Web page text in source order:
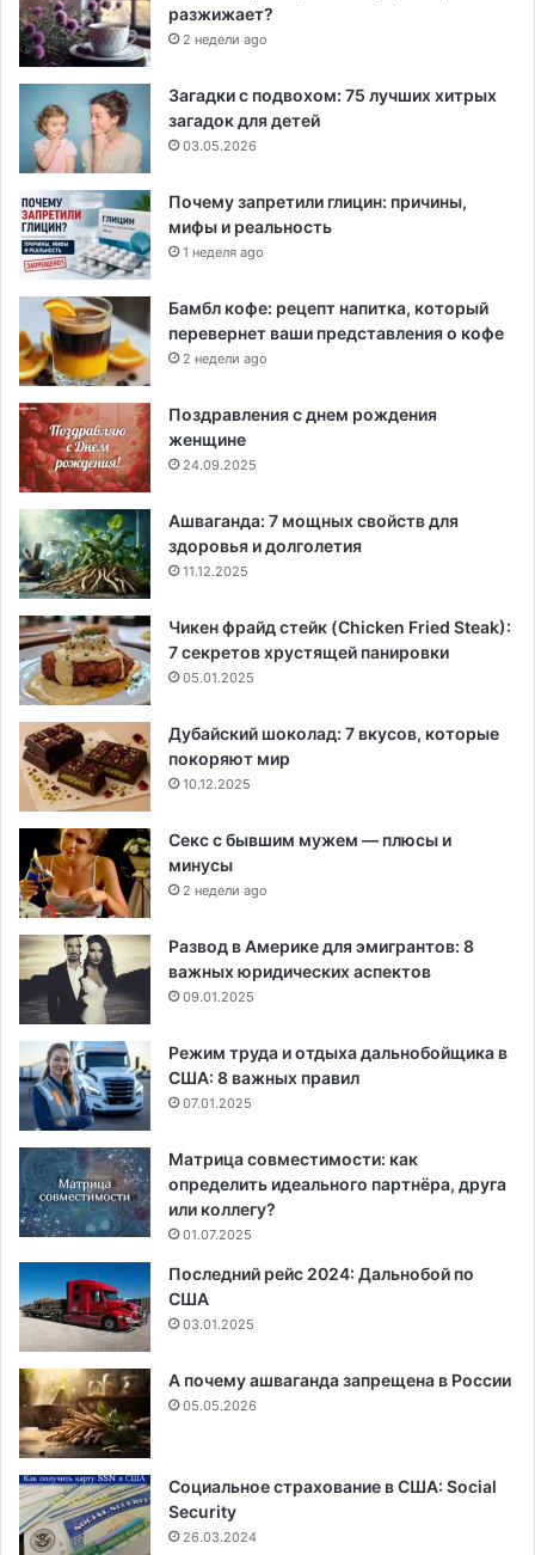
разжижает?
2 недели ago
Загадки с подвохом: 75 лучших хитрых
загадок для детей
03.05.2026
Почему запретили глицин: причины,
мифы и реальность
1 неделя ago
Бамбл кофе: рецепт напитка, который
перевернет ваши представления о кофе
2 недели ago
Поздравления с днем рождения
женщине
24.09.2025
Ашваганда: 7 мощных свойств для
здоровья и долголетия
11.12.2025
Чикен фрайд стейк (Chicken Fried Steak):
7 секретов хрустящей панировки
05.01.2025
Дубайский шоколад: 7 вкусов, которые
покоряют мир
10.12.2025
Секс с бывшим мужем — плюсы и
минусы
2 недели ago
Развод в Америке для эмигрантов: 8
важных юридических аспектов
09.01.2025
Режим труда и отдыха дальнобойщика в
США: 8 важных правил
07.01.2025
Матрица совместимости: как
определить идеального партнёра, друга
или коллегу?
01.07.2025
Последний рейс 2024: Дальнобой по
США
03.01.2025
А почему ашваганда запрещена в России
05.05.2026
Социальное страхование в США: Social
Security
26.03.2024